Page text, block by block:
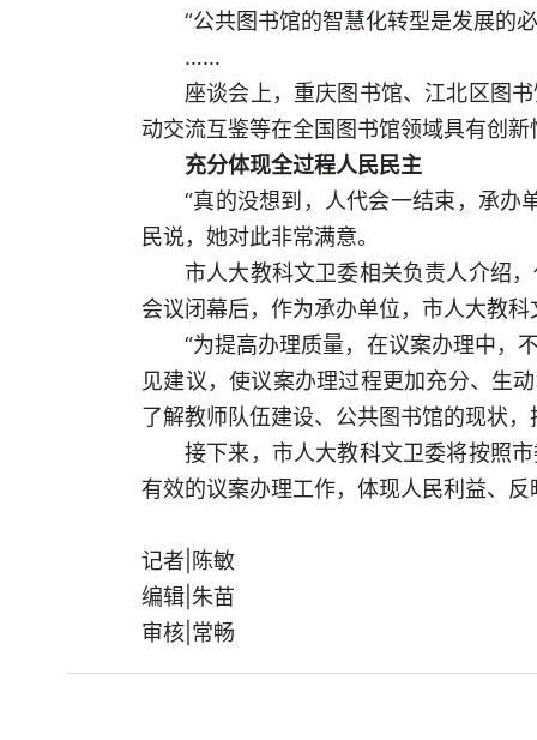
“公共图书馆的智慧化转型是发展的
……
座谈会上，重庆图书馆、江北区图
动交流互鉴等在全国图书馆领域具有创
充分体现全过程人民民主
“真的没想到，人代会一结束，承办
民说，她对此非常满意。
市人大教科文卫委相关负责人介绍
会议闭幕后，作为承办单位，市人大教
“为提高办理质量，在议案办理中，
见建议，使议案办理过程更加充分、生
了解教师队伍建设、公共图书馆的现状
接下来，市人大教科文卫委将按照
有效的议案办理工作，体现人民利益、
记者|陈敏
编辑|朱苗
审核|常畅